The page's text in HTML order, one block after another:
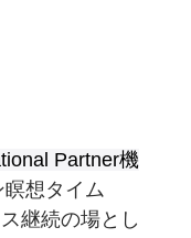
Partner機
想タイム
継続の場とし